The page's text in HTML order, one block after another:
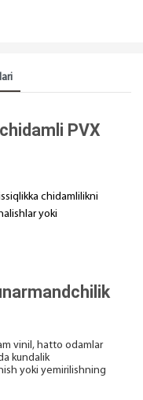
PVX
chidamlilikni
yoki
vinil, hatto odamlar
kundalik
yoki yemirilishning